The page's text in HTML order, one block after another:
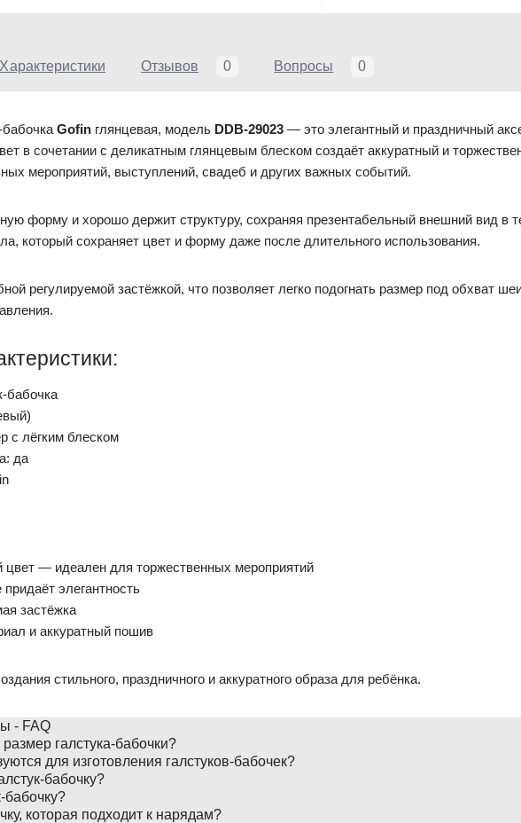
Характеристики Отзывов 0 Вопросы 0
бабочка Gofin глянцевая, модель DDB-29023 — это элегантный и праздничный
в сочетании с деликатным глянцевым блеском создаёт аккуратный и
мероприятий, выступлений, свадеб и других важных событий.
форму и хорошо держит структуру, сохраняя презентабельный внешний вид в
который сохраняет цвет и форму даже после длительного использования.
регулируемой застёжкой, что позволяет легко подогнать размер под обхват
бабочка
с лёгким блеском
да
— идеален для торжественных мероприятий
элегантность
застёжка
и аккуратный пошив
стильного, праздничного и аккуратного образа для ребёнка.
- FAQ
галстука-бабочки?
для изготовления галстуков-бабочек?
бабочку?
бабочку?
которая подходит к нарядам?